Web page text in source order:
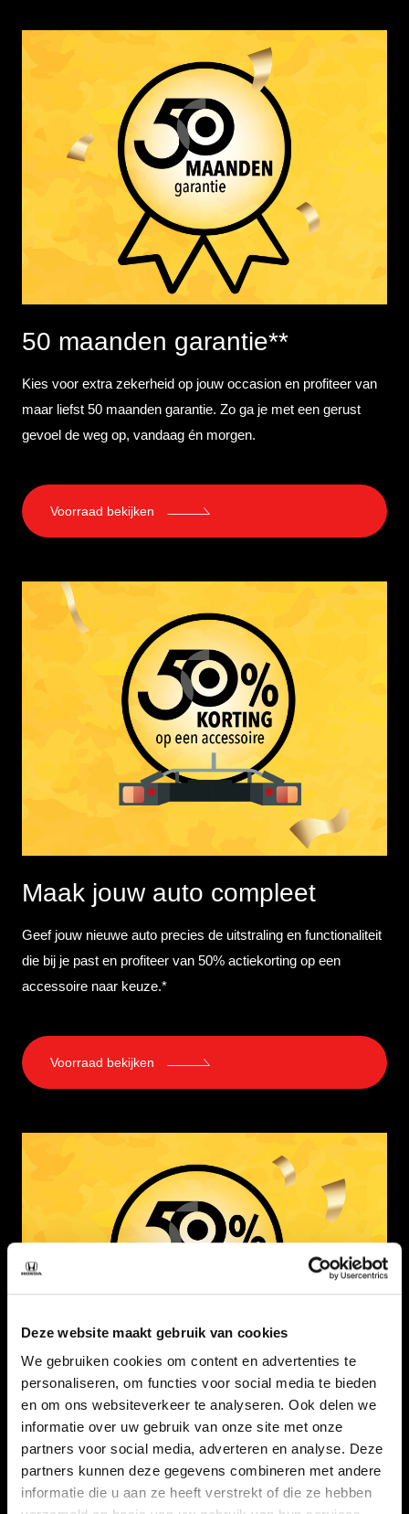
Deze website maakt gebruik van cookies
We gebruiken cookies om content en advertenties te
personaliseren, om functies voor social media te bieden
en om ons websiteverkeer te analyseren. Ook delen we
informatie over uw gebruik van onze site met onze
partners voor social media, adverteren en analyse. Deze
partners kunnen deze gegevens combineren met andere
informatie die u aan ze heeft verstrekt of die ze hebben
50 maanden garantie**
Kies voor extra zekerheid op jouw occasion en profiteer van
maar liefst 50 maanden garantie. Zo ga je met een gerust
gevoel de weg op, vandaag én morgen.
Voorraad bekijken
Maak jouw auto compleet
Geef jouw nieuwe auto precies de uitstraling en functionaliteit
die bij je past en profiteer van 50% actiekorting op een
accessoire naar keuze.*
Voorraad bekijken
Slim laden met slim voordeel
Kies voor elektrisch rijden met 50% korting op een Watt-